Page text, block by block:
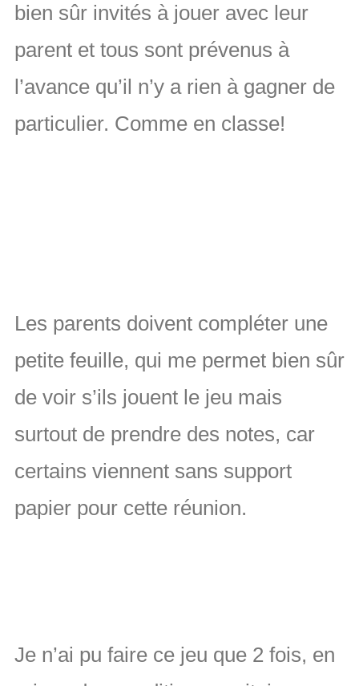
bien sûr invités à jouer avec leur
parent et tous sont prévenus à
l’avance qu’il n’y a rien à gagner de
particulier. Comme en classe!
Les parents doivent compléter une
petite feuille, qui me permet bien sûr
de voir s’ils jouent le jeu mais
surtout de prendre des notes, car
certains viennent sans support
papier pour cette réunion.
Je n’ai pu faire ce jeu que 2 fois, en